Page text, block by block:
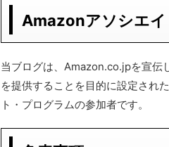
Amazonアソシエ
当ブログは、Amazon.co.jpを宣伝
を提供することを目的に設定され
ト・プログラムの参加者です。